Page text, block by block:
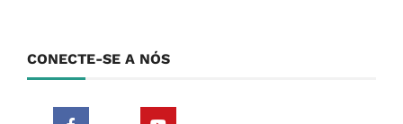
CONECTE-SE A NÓS